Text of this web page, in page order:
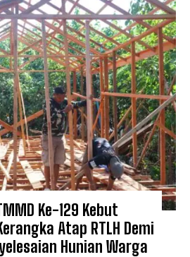
Ke-129 Kebut
Atap RTLH Demi
Hunian Warga